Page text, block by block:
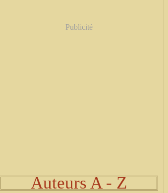
Publicité
Auteurs A - Z